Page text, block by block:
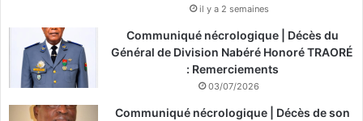
il y a 2 semaines
Communiqué nécrologique | Décès du
Général de Division Nabéré Honoré TRAORÉ
: Remerciements
03/07/2026
Communiqué nécrologique | Décès de son